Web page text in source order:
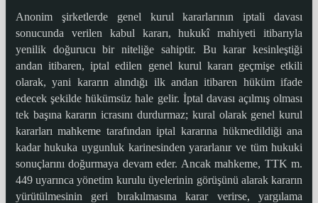
Anonim şirketlerde genel kurul kararlarının iptali davası
sonucunda verilen kabul kararı, hukukî mahiyeti itibarıyla
yenilik doğurucu bir niteliğe sahiptir. Bu karar kesinleştiği
andan itibaren, iptal edilen genel kurul kararı geçmişe etkili
olarak, yani kararın alındığı ilk andan itibaren hüküm ifade
edecek şekilde hükümsüz hale gelir. İptal davası açılmış olması
tek başına kararın icrasını durdurmaz; kural olarak genel kurul
kararları mahkeme tarafından iptal kararına hükmedildiği ana
kadar hukuka uygunluk karinesinden yararlanır ve tüm hukuki
sonuçlarını doğurmaya devam eder. Ancak mahkeme, TTK m.
449 uyarınca yönetim kurulu üyelerinin görüşünü alarak kararın
yürütülmesinin geri bırakılmasına karar verirse, yargılama